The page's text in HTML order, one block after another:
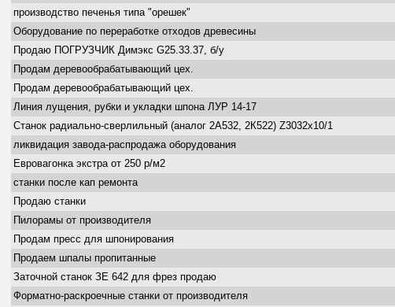
производство печенья типа "орешек"
Оборудование по переработке отходов древесины
Продаю ПОГРУЗЧИК Димэкс G25.33.37, б/у
Продам деревообрабатывающий цех.
Продам деревообрабатывающий цех.
Линия лущения, рубки и укладки шпона ЛУР 14-17
Станок радиально-сверлильный (аналог 2А532, 2К522) Z3032х10/1
ликвидация завода-распродажа оборудования
Евровагонка экстра от 250 р/м2
станки после кап ремонта
Продаю станки
Пилорамы от производителя
Продам пресс для шпонирования
Продаем шпалы пропитанные
Заточной станок ЗЕ 642 для фрез продаю
Форматно-раскроечные станки от производителя